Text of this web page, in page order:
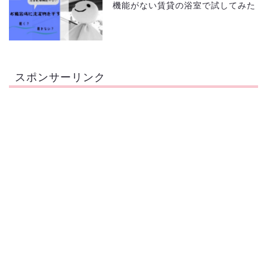
機能がない賃貸の浴室で試してみた
スポンサーリンク